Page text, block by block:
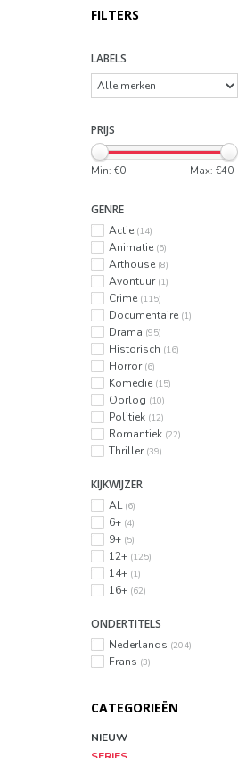
FILTERS
LABELS
PRIJS
Min: €0 Max: €40
GENRE
Actie (14)
Animatie (5)
Arthouse (8)
Avontuur (1)
Crime (115)
Documentaire (1)
Drama (95)
Historisch (16)
Horror (6)
Komedie (15)
Oorlog (10)
Politiek (12)
Romantiek (22)
Thriller (39)
KIJKWIJZER
AL (6)
6+ (4)
9+ (5)
12+ (125)
14+ (1)
16+ (62)
ONDERTITELS
Nederlands (204)
Frans (3)
CATEGORIEËN
NIEUW